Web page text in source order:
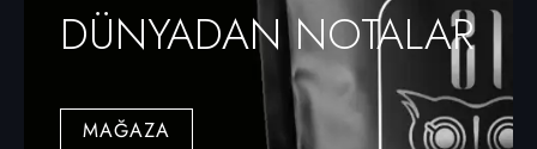
DÜNYADAN NOTALAR
MAĞAZA